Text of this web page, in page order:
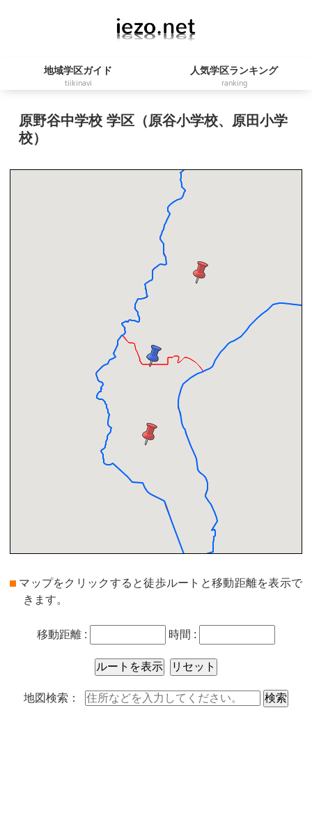
地域学区ガイド
tiikinavi
人気学区ランキング
ranking
原野谷中学校 学区（原谷小学校、原田小学
校）
マップをクリックすると徒歩ルートと移動距離を表示で
きます。
移動距離 : 時間 :
地図検索：